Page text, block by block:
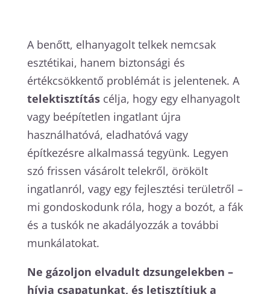
A benőtt, elhanyagolt telkek nemcsak
esztétikai, hanem biztonsági és
értékcsökkentő problémát is jelentenek. A
telektisztításcélja, hogy egy elhanyagolt
vagy beépítetlen ingatlant újra
használhatóvá, eladhatóvá vagy
építkezésre alkalmassá tegyünk. Legyen
szó frissen vásárolt telekről, örökölt
ingatlanról, vagy egy fejlesztési területről –
mi gondoskodunk róla, hogy a bozót, a fák
és a tuskók ne akadályozzák a további
munkálatokat.
Ne gázoljon elvadult dzsungelekben –
hívja csapatunkat, és letisztítjuk a